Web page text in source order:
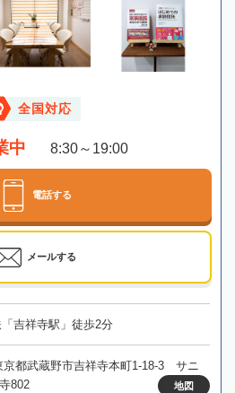
全国対応
中 8:30～19:00
電話する
メールする
吉祥寺駅」徒歩2分
京都武蔵野市吉祥寺本町1-18-3 サニ
802
地図